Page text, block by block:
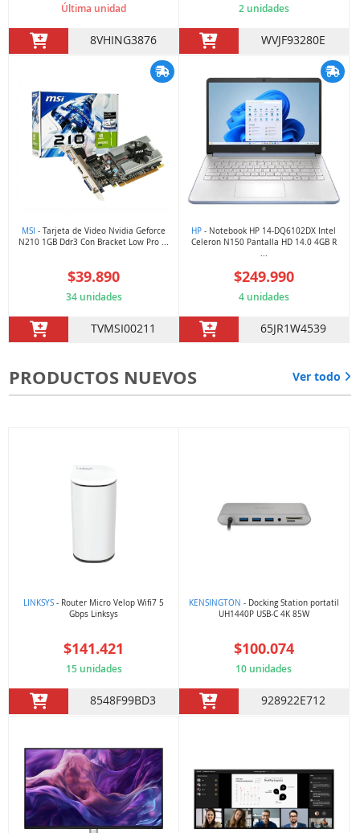
Última unidad
8VHING3876
2 unidades
WVJF93280E
MSI - Tarjeta de Video Nvidia Geforce
N210 1GB Ddr3 Con Bracket Low Pro ...
$39.890
34 unidades
TVMSI00211
HP - Notebook HP 14-DQ6102DX Intel
Celeron N150 Pantalla HD 14.0 4GB R
...
$249.990
4 unidades
65JR1W4539
PRODUCTOS NUEVOS Ver todo
LINKSYS - Router Micro Velop Wifi7 5
Gbps Linksys
$141.421
15 unidades
8548F99BD3
KENSINGTON - Docking Station portatil
UH1440P USB-C 4K 85W
$100.074
10 unidades
928922E712